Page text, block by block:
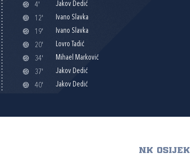
4'
Jakov Dedić
12'
Ivano Slavka
19'
Ivano Slavka
20'
Lovro Tadić
34'
Mihael Marković
37'
Jakov Dedić
40'
Jakov Dedić
NK OSIJEK